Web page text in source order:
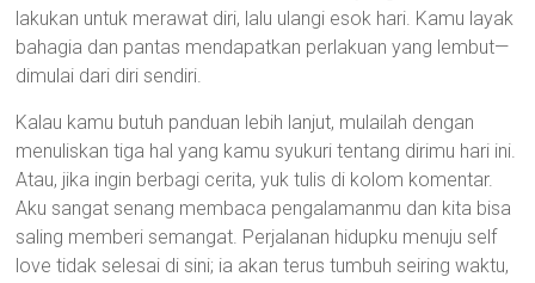
lakukan untuk merawat diri, lalu ulangi esok hari. Kamu layak
bahagia dan pantas mendapatkan perlakuan yang lembut—
dimulai dari diri sendiri.
Kalau kamu butuh panduan lebih lanjut, mulailah dengan
menuliskan tiga hal yang kamu syukuri tentang dirimu hari ini.
Atau, jika ingin berbagi cerita, yuk tulis di kolom komentar.
Aku sangat senang membaca pengalamanmu dan kita bisa
saling memberi semangat. Perjalanan hidupku menuju self
love tidak selesai di sini; ia akan terus tumbuh seiring waktu,